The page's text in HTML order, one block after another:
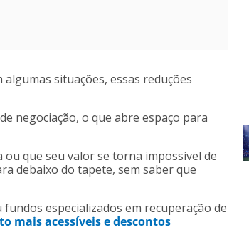
situações, essas reduções
negociação, o que abre espaço para
que seu valor se torna impossível de
debaixo do tapete, sem saber que
especializados em recuperação de
mais acessíveis e descontos